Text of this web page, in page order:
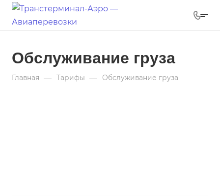
Обслуживание груза
Главная — Тарифы — Обслуживание груза